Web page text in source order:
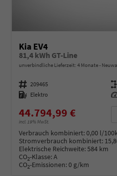
Kia EV4
81,4 kWh GT-Line
unverbindliche Lieferzeit: 4 Monate
Fahrzeugnummer 209465
Kraftstoff Elektro
44.794,99 €
incl. 19% MwSt.
Verbrauch kombiniert:0,00 l/
Stromverbrauch kombiniert:
Elektrische Reichweite:584 km
CO2-Klasse:A
CO2-Emissionen:0 g/km